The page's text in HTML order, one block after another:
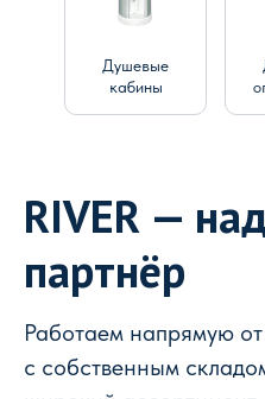
Душевые
кабины
RIVER —
партнёр
Работаем напрямую
с собственным